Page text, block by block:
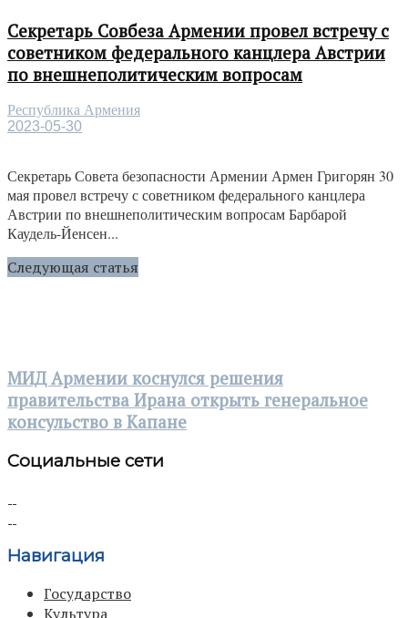
Секретарь Совбеза Армении провел встречу с
советником федерального канцлера Австрии
по внешнеполитическим вопросам
Республика Армения
2023-05-30
Секретарь Совета безопасности Армении Армен Григорян 30
мая провел встречу с советником федерального канцлера
Австрии по внешнеполитическим вопросам Барбарой
Каудель-Йенсен...
Следующая статья
МИД Армении коснулся решения
правительства Ирана открыть генеральное
консульство в Капане
Социальные сети
Навигация
Государство
Культура